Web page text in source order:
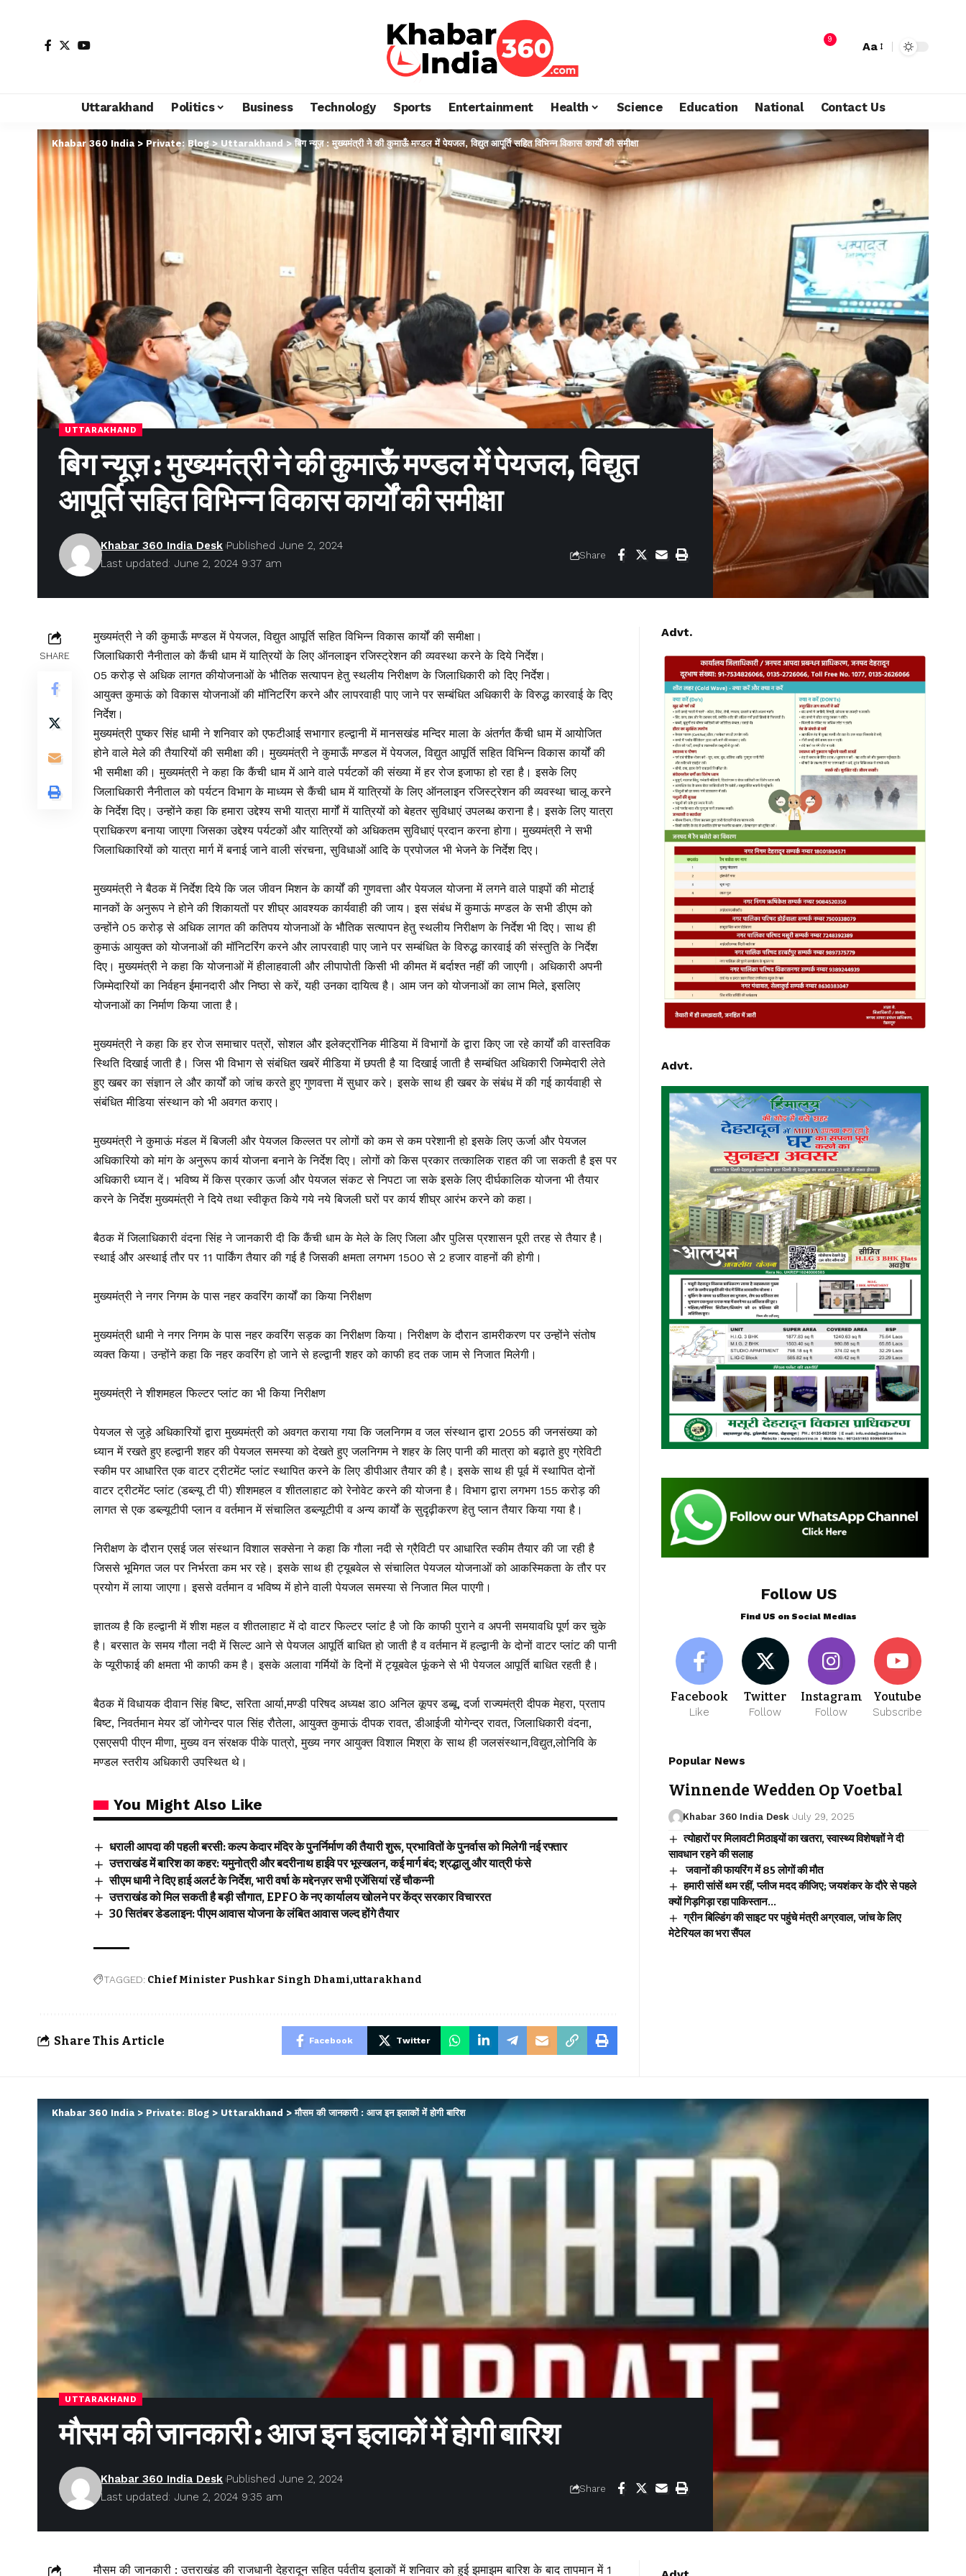
9
Aa
Uttarakhand Politics Business Technology Sports Entertainment Health Science Education National Contact Us
Khabar 360 India > Private: Blog> Uttarakhand>बिग न्यूज़ : मुख्यमंत्री ने की कुमाऊँ मण्डल में पेयजल, विद्युत आपूर्ति सहित विभिन्न विकास कार्यों की समीक्षा
UTTARAKHAND
बिग न्यूज़ : मुख्यमंत्री ने की कुमाऊँ मण्डल में पेयजल, विद्युत
आपूर्ति सहित विभिन्न विकास कार्यों की समीक्षा
Last updated: June 2, 2024 9:37 am
Khabar 360 India Desk Published June 2, 2024
Share
SHARE
मुख्यमंत्री ने की कुमाऊँ मण्डल में पेयजल, विद्युत आपूर्ति सहित विभिन्न विकास कार्यों की समीक्षा।
जिलाधिकारी नैनीताल को कैंची धाम में यात्रियों के लिए ऑनलाइन रजिस्ट्रेशन की व्यवस्था करने के दिये निर्देश।
05 करोड़ से अधिक लागत कीयोजनाओं के भौतिक सत्यापन हेतु स्थलीय निरीक्षण के जिलाधिकारी को दिए निर्देश।
आयुक्त कुमाऊं को विकास योजनाओं की मॉनिटरिंग करने और लापरवाही पाए जाने पर सम्बंधित अधिकारी के विरुद्ध कारवाई के दिए
निर्देश।
मुख्यमंत्री पुष्कर सिंह धामी ने शनिवार को एफटीआई सभागार हल्द्वानी में मानसखंड मन्दिर माला के अंतर्गत कैंची धाम में आयोजित
होने वाले मेले की तैयारियों की समीक्षा की। मुख्यमंत्री ने कुमाऊँ मण्डल में पेयजल, विद्युत आपूर्ति सहित विभिन्न विकास कार्यों की
भी समीक्षा की। मुख्यमंत्री ने कहा कि कैंची धाम में आने वाले पर्यटकों की संख्या में हर रोज इजाफा हो रहा है। इसके लिए
जिलाधिकारी नैनीताल को पर्यटन विभाग के माध्यम से कैंची धाम में यात्रियों के लिए ऑनलाइन रजिस्ट्रेशन की व्यवस्था चालू करने
के निर्देश दिए। उन्होंने कहा कि हमारा उद्देश्य सभी यात्रा मार्गों में यात्रियों को बेहतर सुविधाएं उपलब्ध कराना है। इसके लिए यात्रा
प्राधिकरण बनाया जाएगा जिसका उद्देश्य पर्यटकों और यात्रियों को अधिकतम सुविधाएं प्रदान करना होगा। मुख्यमंत्री ने सभी
जिलाधिकारियों को यात्रा मार्ग में बनाई जाने वाली संरचना, सुविधाओं आदि के प्रपोजल भी भेजने के निर्देश दिए।
मुख्यमंत्री ने बैठक में निर्देश दिये कि जल जीवन मिशन के कार्यों की गुणवत्ता और पेयजल योजना में लगने वाले पाइपों की मोटाई
मानकों के अनुरूप ने होने की शिकायतों पर शीघ्र आवश्यक कार्यवाही की जाय। इस संबंध में कुमाऊं मण्डल के सभी डीएम को
उन्होंने 05 करोड़ से अधिक लागत की कतिपय योजनाओं के भौतिक सत्यापन हेतु स्थलीय निरीक्षण के निर्देश भी दिए। साथ ही
कुमाऊं आयुक्त को योजनाओं की मॉनिटरिंग करने और लापरवाही पाए जाने पर सम्बंधित के विरुद्ध कारवाई की संस्तुति के निर्देश
दिए। मुख्यमंत्री ने कहा कि योजनाओं में हीलाहवाली और लीपापोती किसी भी कीमत में बर्दाश्त नहीं की जाएगी। अधिकारी अपनी
जिम्मेदारियों का निर्वहन ईमानदारी और निष्ठा से करें, यही उनका दायित्व है। आम जन को योजनाओं का लाभ मिले, इसलिए
योजनाओं का निर्माण किया जाता है।
मुख्यमंत्री ने कहा कि हर रोज समाचार पत्रों, सोशल और इलेक्ट्रॉनिक मीडिया में विभागों के द्वारा किए जा रहे कार्यों की वास्तविक
स्थिति दिखाई जाती है। जिस भी विभाग से संबंधित खबरें मीडिया में छपती है या दिखाई जाती है सम्बंधित अधिकारी जिम्मेदारी लेते
हुए खबर का संज्ञान ले और कार्यों को जांच करते हुए गुणवत्ता में सुधार करे। इसके साथ ही खबर के संबंध में की गई कार्यवाही से
संबंधित मीडिया संस्थान को भी अवगत कराए।
मुख्यमंत्री ने कुमाऊं मंडल में बिजली और पेयजल किल्लत पर लोगों को कम से कम परेशानी हो इसके लिए ऊर्जा और पेयजल
अधिकारियो को मांग के अनुरूप कार्य योजना बनाने के निर्देश दिए। लोगों को किस प्रकार तत्कालिक राहत की जा सकती है इस पर
अधिकारी ध्यान दें। भविष्य में किस प्रकार ऊर्जा और पेयजल संकट से निपटा जा सके इसके लिए दीर्घकालिक योजना भी तैयार
करने के निर्देश मुख्यमंत्री ने दिये तथा स्वीकृत किये गये नये बिजली घरों पर कार्य शीघ्र आरंभ करने को कहा।
बैठक में जिलाधिकारी वंदना सिंह ने जानकारी दी कि कैंची धाम के मेले के लिए जिला और पुलिस प्रशासन पूरी तरह से तैयार है।
स्थाई और अस्थाई तौर पर 11 पार्किंग तैयार की गई है जिसकी क्षमता लगभग 1500 से 2 हजार वाहनों की होगी।
मुख्यमंत्री ने नगर निगम के पास नहर कवरिंग कार्यों का किया निरीक्षण
मुख्यमंत्री धामी ने नगर निगम के पास नहर कवरिंग सड़क का निरीक्षण किया। निरीक्षण के दौरान डामरीकरण पर उन्होंने संतोष
व्यक्त किया। उन्होंने कहा कि नहर कवरिंग हो जाने से हल्द्वानी शहर को काफी हद तक जाम से निजात मिलेगी।
मुख्यमंत्री ने शीशमहल फिल्टर प्लांट का भी किया निरीक्षण
पेयजल से जुड़े अधिकारियों द्वारा मुख्यमंत्री को अवगत कराया गया कि जलनिगम व जल संस्थान द्वारा 2055 की जनसंख्या को
ध्यान में रखते हुए हल्द्वानी शहर की पेयजल समस्या को देखते हुए जलनिगम ने शहर के लिए पानी की मात्रा को बढ़ाते हुए ग्रेविटी
स्कीम पर आधारित एक वाटर ट्रीटमेंट प्लांट स्थापित करने के लिए डीपीआर तैयार की है। इसके साथ ही पूर्व में स्थापित दोनों
वाटर ट्रीटमेंट प्लांट (डब्ल्यू टी पी) शीशमहल व शीतलाहाट को रेनोवेट करने की योजना है। विभाग द्वारा लगभग 155 करोड़ की
लागत से एक डब्ल्यूटीपी प्लान व वर्तमान में संचालित डब्ल्यूटीपी व अन्य कार्यों के सुदृढ़ीकरण हेतु प्लान तैयार किया गया है।
निरीक्षण के दौरान एसई जल संस्थान विशाल सक्सेना ने कहा कि गौला नदी से ग्रैविटी पर आधारित स्कीम तैयार की जा रही है
जिससे भूमिगत जल पर निर्भरता कम भर रहे। इसके साथ ही ट्यूबवेल से संचालित पेयजल योजनाओं को आकस्मिकता के तौर पर
प्रयोग में लाया जाएगा। इससे वर्तमान व भविष्य में होने वाली पेयजल समस्या से निजात मिल पाएगी।
ज्ञातव्य है कि हल्द्वानी में शीश महल व शीतलाहाट में दो वाटर फिल्टर प्लांट है जो कि काफी पुराने व अपनी समयावधि पूर्ण कर चुके
है। बरसात के समय गौला नदी में सिल्ट आने से पेयजल आपूर्ति बाधित हो जाती है व वर्तमान में हल्द्वानी के दोनों वाटर प्लांट की पानी
के प्यूरीफाई की क्षमता भी काफी कम है। इसके अलावा गर्मियों के दिनों में ट्यूबवेल फूंकने से भी पेयजल आपूर्ति बाधित रहती है।
बैठक में विधायक दीवान सिंह बिष्ट, सरिता आर्या,मण्डी परिषद अध्यक्ष डा0 अनिल कूपर डब्बू, दर्जा राज्यमंत्री दीपक मेहरा, प्रताप
बिष्ट, निवर्तमान मेयर डॉ जोगेन्दर पाल सिंह रौतेला, आयुक्त कुमाऊं दीपक रावत, डीआईजी योगेन्द्र रावत, जिलाधिकारी वंदना,
एसएसपी पीएन मीणा, मुख्य वन संरक्षक पीके पात्रो, मुख्य नगर आयुक्त विशाल मिश्रा के साथ ही जलसंस्थान,विद्युत,लोनिवि के
मण्डल स्तरीय अधिकारी उपस्थित थे।
You Might Also Like
धराली आपदा की पहली बरसी: कल्प केदार मंदिर के पुनर्निर्माण की तैयारी शुरू, प्रभावितों के पुनर्वास को मिलेगी नई रफ्तार
उत्तराखंड में बारिश का कहर: यमुनोत्री और बदरीनाथ हाईवे पर भूस्खलन, कई मार्ग बंद; श्रद्धालु और यात्री फंसे
सीएम धामी ने दिए हाई अलर्ट के निर्देश, भारी वर्षा के मद्देनज़र सभी एजेंसियां रहें चौकन्नी
उत्तराखंड को मिल सकती है बड़ी सौगात, EPFO के नए कार्यालय खोलने पर केंद्र सरकार विचाररत
30 सितंबर डेडलाइन: पीएम आवास योजना के लंबित आवास जल्द होंगे तैयार
TAGGED: Chief Minister Pushkar Singh Dhami uttarakhand
Share This Article Facebook Twitter
Advt.
Advt.
Follow US
Find US on Social Medias
Facebook
Like
Twitter
Follow
Instagram
Follow
Youtube
Subscribe
Popular News
Winnende Wedden Op Voetbal
Khabar 360 India Desk July 29, 2025
त्योहारों पर मिलावटी मिठाइयों का खतरा, स्वास्थ्य विशेषज्ञों ने दी
सावधान रहने की सलाह
जवानों की फायरिंग में 85 लोगों की मौत
हमारी सांसें थम रहीं, प्लीज मदद कीजिए; जयशंकर के दौरे से पहले
क्यों गिड़गिड़ा रहा पाकिस्तान…
ग्रीन बिल्डिंग की साइट पर पहुंचे मंत्री अग्रवाल, जांच के लिए
मेटेरियल का भरा सैंपल
Khabar 360 India > Private: Blog > Uttarakhand >मौसम की जानकारी : आज इन इलाकों में होगी बारिश
UTTARAKHAND
मौसम की जानकारी : आज इन इलाकों में होगी बारिश
Last updated: June 2, 2024 9:35 am
Khabar 360 India Desk Published June 2, 2024
Share
मौसम की जानकारी : उत्तराखंड की राजधानी देहरादून सहित पर्वतीय इलाकों में शनिवार को हुई झमाझम बारिश के बाद तापमान में 1